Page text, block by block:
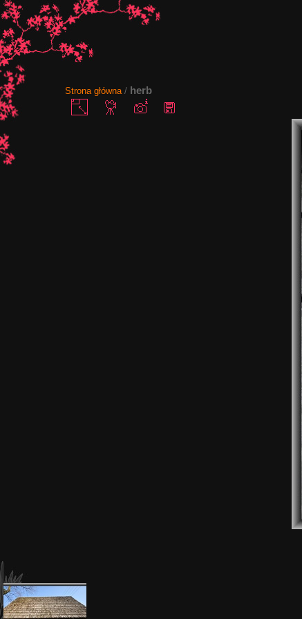
Strona główna / herb